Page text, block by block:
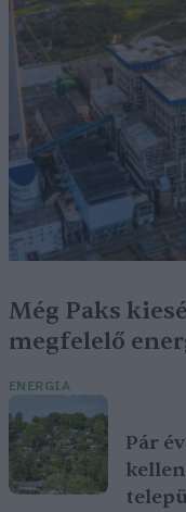
Még Paks
megfelelő
ENERGIA
Pár